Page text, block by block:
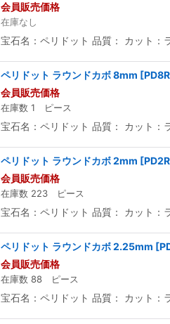
会員販売価格
在庫なし
宝石名：ペリドット 品質： カット：
ペリドット ラウンドカボ 8mm [
会員販売価格
在庫数 1 ピース
宝石名：ペリドット 品質： カット：
ペリドット ラウンドカボ 2mm [
会員販売価格
在庫数 223 ピース
宝石名：ペリドット 品質： カット：
ペリドット ラウンドカボ 2.25mm [
会員販売価格
在庫数 88 ピース
宝石名：ペリドット 品質： カット：